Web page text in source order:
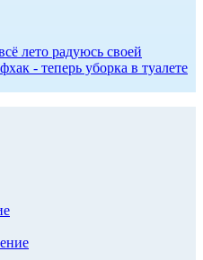
лето радуюсь своей
- теперь уборка в туалете